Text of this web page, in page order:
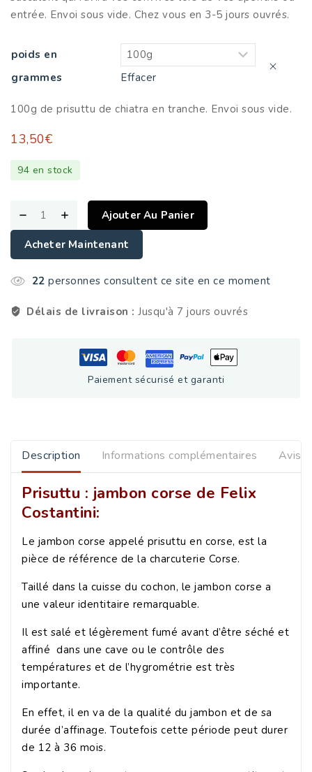
entrée. Envoi sous vide. Chez vous en 3-5 jours ouvrés.
poids en
grammes
Effacer
100g de prisuttu de chiatra en tranche. Envoi sous vide.
13,50€
94 en stock
Ajouter Au Panier
Acheter Maintenant
22 personnes consultent ce site en ce moment
Délais de livraison :Jusqu'à 7 jours ouvrés
Paiement sécurisé et garanti
Description Informations complémentaires Avis
Prisuttu : jambon corse de Felix
Costantini:
Le jambon corse appelé prisuttu en corse, est la
pièce de référence de la charcuterie Corse.
Taillé dans la cuisse du cochon, le jambon corse a
une valeur identitaire remarquable.
Il est salé et légèrement fumé avant d’être séché et
affiné dans une cave ou le contrôle des
températures et de l’hygrométrie est très
importante.
En effet, il en va de la qualité du jambon et de sa
durée d’affinage. Toutefois cette période peut durer
de 12 à 36 mois.